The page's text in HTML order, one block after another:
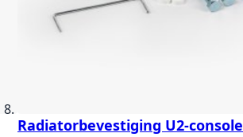
Radiatorbevestiging U2-console